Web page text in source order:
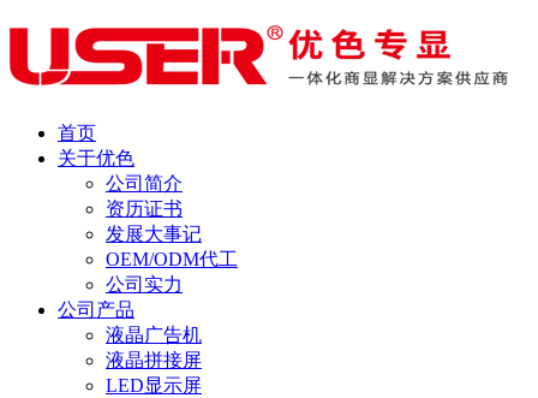
首页
关于优色
公司简介
资历证书
发展大事记
OEM/ODM代工
公司实力
公司产品
液晶广告机
液晶拼接屏
LED显示屏